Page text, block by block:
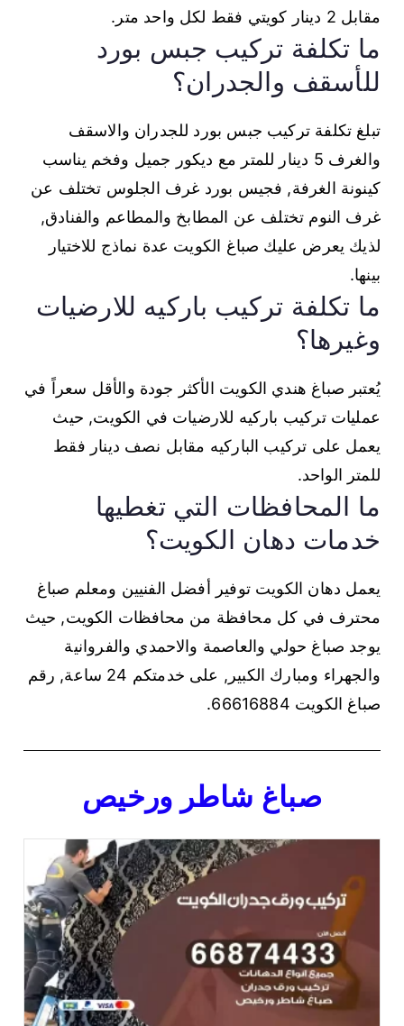
مقابل 2 دينار كويتي فقط لكل واحد متر.
ما تكلفة تركيب جبس بورد
للأسقف والجدران؟
تبلغ تكلفة تركيب جبس بورد للجدران والاسقف
والغرف 5 دينار للمتر مع ديكور جميل وفخم يناسب
كينونة الغرفة, فجيس بورد غرف الجلوس تختلف عن
غرف النوم تختلف عن المطابخ والمطاعم والفنادق,
لذيك يعرض عليك صباغ الكويت عدة نماذج للاختيار
بينها.
ما تكلفة تركيب باركيه للارضيات
وغيرها؟
يُعتبر صباغ هندي الكويت الأكثر جودة والأقل سعراً في
عمليات تركيب باركيه للارضيات في الكويت, حيث
يعمل على تركيب الباركيه مقابل نصف دينار فقط
للمتر الواحد.
ما المحافظات التي تغطيها
خدمات دهان الكويت؟
يعمل دهان الكويت توفير أفضل الفنيين ومعلم صباغ
محترف في كل محافظة من محافظات الكويت, حيث
يوجد صباغ حولي والعاصمة والاحمدي والفروانية
والجهراء ومبارك الكبير, على خدمتكم 24 ساعة, رقم
صباغ الكويت 66616884.
صباغ شاطر ورخيص